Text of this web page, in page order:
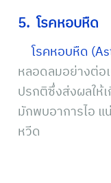
5. โรคหอบหืด
โรคหอบหืด
หลอดลมอย่างต่อ
ปรกติซึ่งส่งผลให้
มักพบอาการไอ แ
หวีด